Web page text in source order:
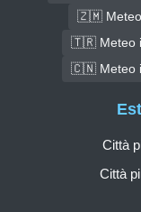
🇿🇲 Meteo
🇹🇷 Meteo
🇨🇳 Meteo
Città
Città